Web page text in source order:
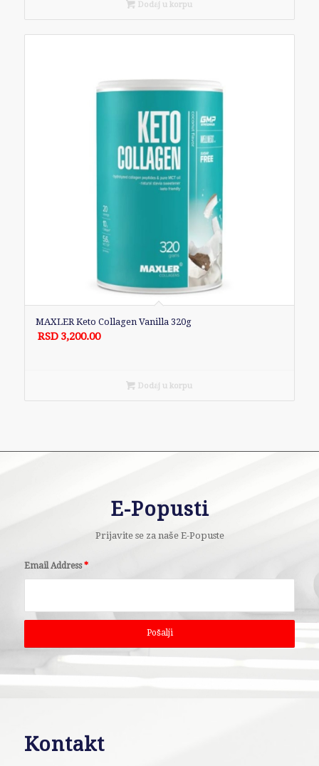
Dodaj u korpu
MAXLER Keto Collagen Vanilla 320g
RSD 3,200.00
Dodaj u korpu
E-Popusti
Prijavite se za naše E-Popuste
Email Address*
Kontakt